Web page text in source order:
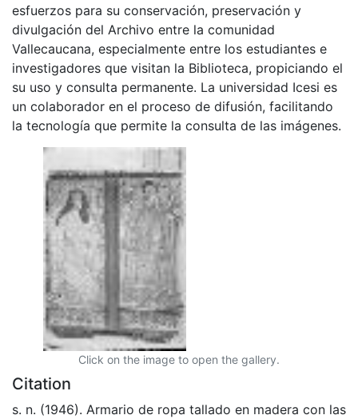
esfuerzos para su conservación, preservación y
divulgación del Archivo entre la comunidad
Vallecaucana, especialmente entre los estudiantes e
investigadores que visitan la Biblioteca, propiciando el
su uso y consulta permanente. La universidad Icesi es
un colaborador en el proceso de difusión, facilitando
la tecnología que permite la consulta de las imágenes.
Click on the image to open the gallery.
Citation
s. n. (1946). Armario de ropa tallado en madera con las